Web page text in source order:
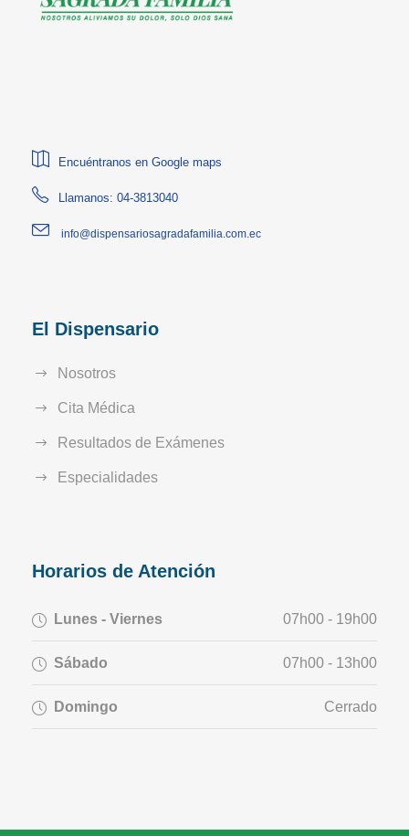
Encuéntranos en Google maps
Llamanos: 04-3813040
info@dispensariosagradafamilia.com.ec
El Dispensario
Nosotros
Cita Médica
Resultados de Exámenes
Especialidades
Horarios de Atención
Lunes - Viernes 07h00 - 19h00
Sábado 07h00 - 13h00
Domingo Cerrado